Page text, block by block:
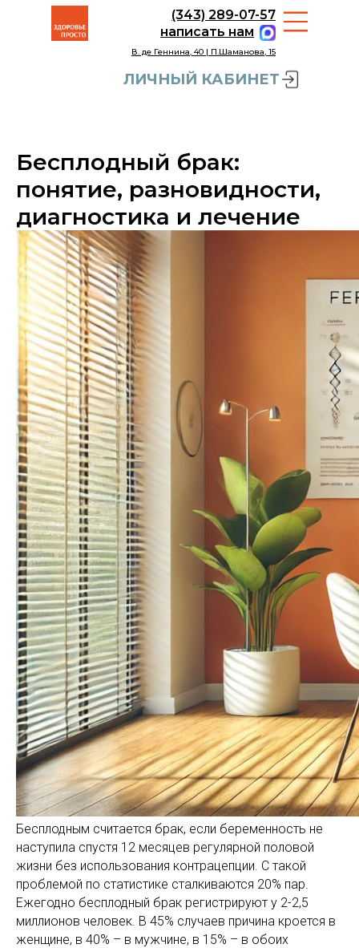
(343) 289-07-57
В. де Геннина, 40 | П.Шаманова, 15
написать нам
ЛИЧНЫЙ КАБИНЕТ
Бесплодный брак:
понятие, разновидности,
диагностика и лечение
Бесплодным считается брак, если беременность не
наступила спустя 12 месяцев регулярной половой
жизни без использования контрацепции. С такой
проблемой по статистике сталкиваются 20% пар.
Ежегодно бесплодный брак регистрируют у 2-2,5
миллионов человек. В 45% случаев причина кроется в
женщине, в 40% – в мужчине, в 15% – в обоих